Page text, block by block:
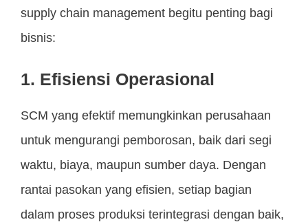
supply chain management begitu penting bagi
bisnis:
1. Efisiensi Operasional
SCM yang efektif memungkinkan perusahaan
untuk mengurangi pemborosan, baik dari segi
waktu, biaya, maupun sumber daya. Dengan
rantai pasokan yang efisien, setiap bagian
dalam proses produksi terintegrasi dengan baik,